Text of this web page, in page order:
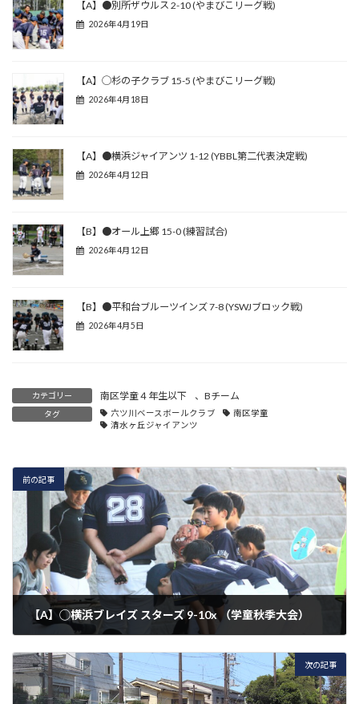
【A】●別所ザウルス 2-10 (やまびこリーグ戦)
2026年4月19日
【A】◯杉の子クラブ 15-5 (やまびこリーグ戦)
2026年4月18日
【A】●横浜ジャイアンツ 1-12 (YBBL第二代表決定戦)
2026年4月12日
【B】●オール上郷 15-0 (練習試合)
2026年4月12日
【B】●平和台ブルーツインズ 7-8 (YSWJブロック戦)
2026年4月5日
カテゴリー 南区学童４年生以下 、 Bチーム
タグ 六ツ川ベースボールクラブ
南区学童
清水ヶ丘ジャイアンツ
前の記事
【A】◯横浜ブレイズ スターズ 9-10x （学童秋季大会）
次の記事